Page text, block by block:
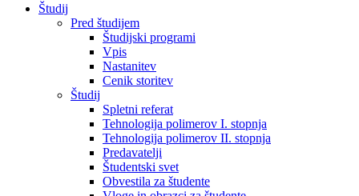
Študij
Pred študijem
Študijski programi
Vpis
Nastanitev
Cenik storitev
Študij
Spletni referat
Tehnologija polimerov I. stopnja
Tehnologija polimerov II. stopnja
Predavatelji
Študentski svet
Obvestila za študente